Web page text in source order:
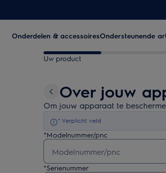
Onderdelen & accessoiresOndersteunende
Uw product
Over jouw
Om jouw apparaat te
* Verplicht veld
*Modelnummer/pnc
*Serienummer